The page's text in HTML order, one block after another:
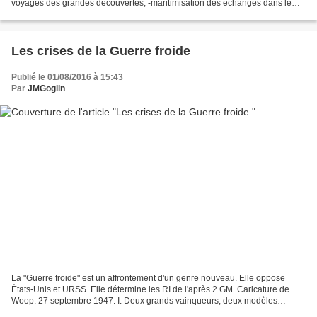
voyages des grandes découvertes, -maritimisation des échanges dans le
Les crises de la Guerre froide
Publié le 01/08/2016 à 15:43
Par JMGoglin
La "Guerre froide" est un affrontement d'un genre nouveau. Elle oppose
États-Unis et URSS. Elle détermine les RI de l'après 2 GM. Caricature de
Woop. 27 septembre 1947. I. Deux grands vainqueurs, deux modèles